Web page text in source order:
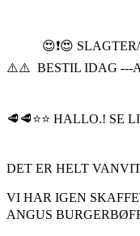
😍❗️😍 SLAGTER/
⚠️⚠️ BESTIL IDAG ---
🥩🥩⭐️⭐️ HALLO.! SE
DET ER HELT
VI HAR IGEN
ANGUS